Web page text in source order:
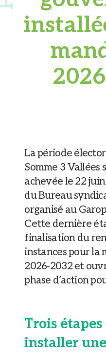
La période
Somme 3 Vallées
achevée le 22
du Bureau
organisé au
Cette dernière
finalisation du
instances pour la
2026‑2032 et
phase d’action
Trois
installer